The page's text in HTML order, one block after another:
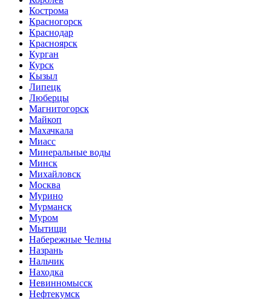
Кострома
Красногорск
Краснодар
Красноярск
Курган
Курск
Кызыл
Липецк
Люберцы
Магнитогорск
Майкоп
Махачкала
Миасс
Минеральные воды
Минск
Михайловск
Москва
Мурино
Мурманск
Муром
Мытищи
Набережные Челны
Назрань
Нальчик
Находка
Невинномысск
Нефтекумск